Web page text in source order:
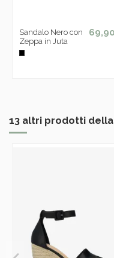
Sandalo Nero con
Zeppa in Juta
13 altri prodotti